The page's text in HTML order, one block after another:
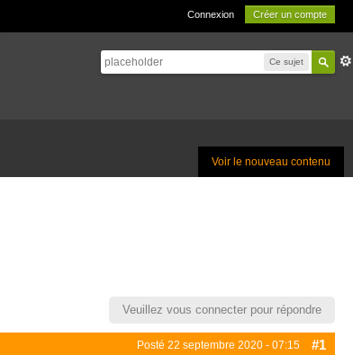
Connexion Créer un compte
Ce sujet
Voir le nouveau contenu
Veuillez vous connecter pour répondre
Posté 22 septembre 2020 - 07:15 #1